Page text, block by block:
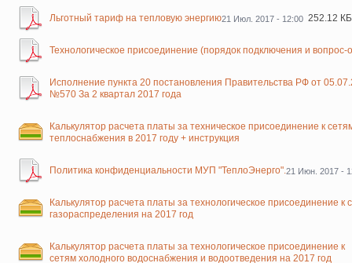
Льготный тариф на тепловую энергию21 Июл. 2017 - 12:00 252.12 КБ
Технологическое присоединение (порядок подключения и вопрос-
Исполнение пункта 20 постановления Правительства РФ от
№570 За 2 квартал 2017 года
Калькулятор расчета платы за техническое присоединение к
теплоснабжения в 2017 году + инструкция
Политика конфиденциальности МУП "ТеплоЭнерго".21 Июн. 2017 -
Калькулятор расчета платы за технологическое присоединение к
газораспределения на 2017 год
Калькулятор расчета платы за технологическое присоединение к
сетям холодного водоснабжения и водоотведения на 2017 год